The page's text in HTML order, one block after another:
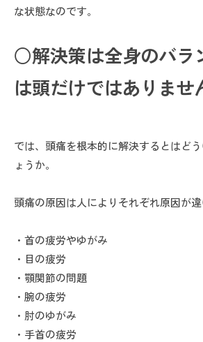
な状態なのです。
○解決策は全身のバラ
は頭だけではありませ
では、頭痛を根本的に解決するとはど
ょうか。
頭痛の原因は人によりそれぞれ原因が違
・首の疲労やゆがみ
・目の疲労
・顎関節の問題
・腕の疲労
・肘のゆがみ
・手首の疲労